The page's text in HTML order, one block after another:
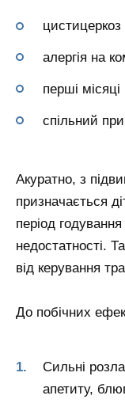
цистицеркоз
алергія на
перші місяці
спільний
Акуратно, з
призначається
період
недостатності.
від керування
До побічних
Сильні
апетиту,